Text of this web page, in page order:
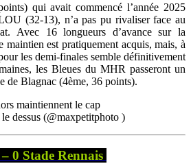
qui avait commencé l’année 2025
(32-13), n’a pas pu rivaliser face au
Avec 16 longueurs d’avance sur la
maintien est pratiquement acquis, mais, à
les demi-finales semble définitivement
les Bleues du MHR passeront un
de Blagnac (4ème, 36 points).
dessus (@maxpetitphoto )
0 Stade Rennais